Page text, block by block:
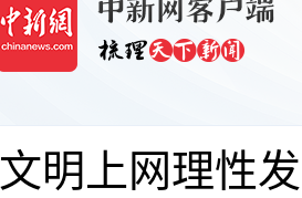
文明上网理性